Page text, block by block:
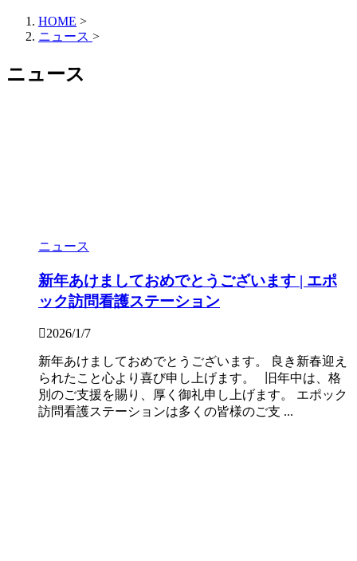
HOME >
ニュース >
ニュース
ニュース
新年あけましておめでとうございます | エポ
ック訪問看護ステーション
2026/1/7
新年あけましておめでとうございます。 良き新春迎え
られたこと心より喜び申し上げます。 旧年中は、格
別のご支援を賜り、厚く御礼申し上げます。 エポック
訪問看護ステーションは多くの皆様のご支 ...